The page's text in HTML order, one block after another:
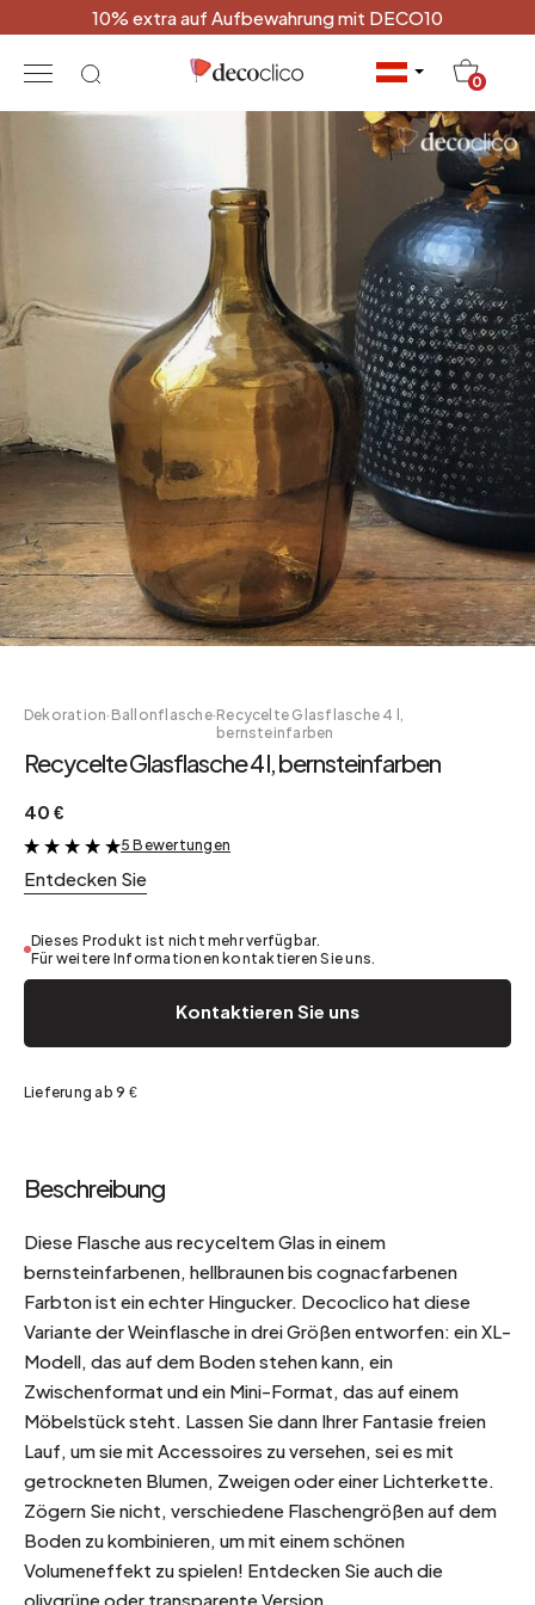
10% extra auf Aufbewahrung mit DECO10
0
Dekoration· Ballonflasche·Recycelte Glasflasche 4 l,
bernsteinfarben
Recycelte Glasflasche 4 l, bernsteinfarben
40 €
&
5 Bewertungen
Entdecken Sie
Dieses Produkt ist nicht mehr verfügbar.
Für weitere Informationen kontaktieren Sie uns.
Kontaktieren Sie uns
Lieferung ab 9 €
Beschreibung
Diese Flasche aus recyceltem Glas in einem
bernsteinfarbenen, hellbraunen bis cognacfarbenen
Farbton ist ein echter Hingucker. Decoclico hat diese
Variante der Weinflasche in drei Größen entworfen: ein XL-
Modell, das auf dem Boden stehen kann, ein
Zwischenformat und ein Mini-Format, das auf einem
Möbelstück steht. Lassen Sie dann Ihrer Fantasie freien
Lauf, um sie mit Accessoires zu versehen, sei es mit
getrockneten Blumen, Zweigen oder einer Lichterkette.
Zögern Sie nicht, verschiedene Flaschengrößen auf dem
Boden zu kombinieren, um mit einem schönen
Volumeneffekt zu spielen! Entdecken Sie auch die
olivgrüne oder transparente Version.